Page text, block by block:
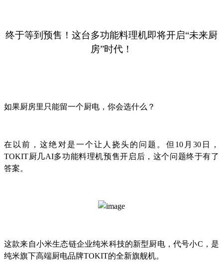
终于等到预售！这台多功能料理机即将开启“未来厨
房”时代！
如果厨房里只能留一个厨电，你会选什么？
在以前，这绝对是一个让人挠头的问题。但10月30日，
TOKIT厨几AI多功能料理机预售开启后，这个问题终于有了
答案。
这款来自小米生态链企业纯米科技的新型厨电，代号小C，是
纯米旗下高端厨电品牌TOKIT的全新旗舰机。